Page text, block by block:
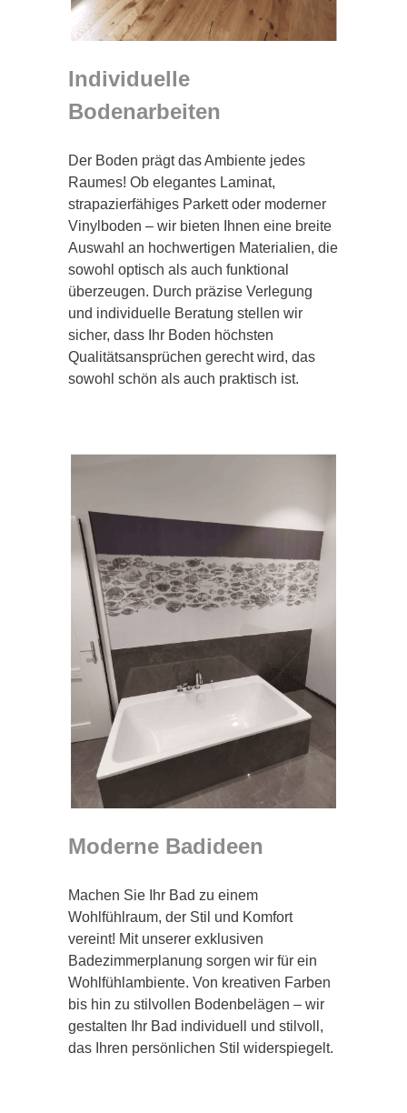
Individuelle
Bodenarbeiten
Der Boden prägt das Ambiente jedes
Raumes! Ob elegantes Laminat,
strapazierfähiges Parkett oder moderner
Vinylboden – wir bieten Ihnen eine breite
Auswahl an hochwertigen Materialien, die
sowohl optisch als auch funktional
überzeugen. Durch präzise Verlegung
und individuelle Beratung stellen wir
sicher, dass Ihr Boden höchsten
Qualitätsansprüchen gerecht wird, das
sowohl schön als auch praktisch ist.
Moderne Badideen
Machen Sie Ihr Bad zu einem
Wohlfühlraum, der Stil und Komfort
vereint! Mit unserer exklusiven
Badezimmerplanung sorgen wir für ein
Wohlfühlambiente. Von kreativen Farben
bis hin zu stilvollen Bodenbelägen – wir
gestalten Ihr Bad individuell und stilvoll,
das Ihren persönlichen Stil widerspiegelt.